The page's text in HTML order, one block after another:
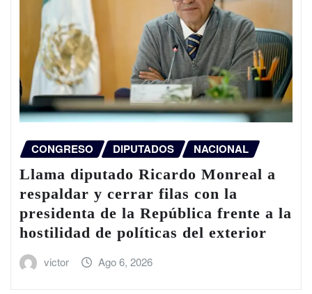
CONGRESO DIPUTADOS NACIONAL
Llama diputado Ricardo Monreal a
respaldar y cerrar filas con la
presidenta de la República frente a la
hostilidad de políticas del exterior
victor Ago 6, 2026